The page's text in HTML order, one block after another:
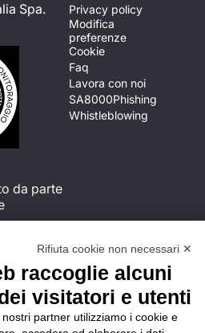
Spa.
da parte
un
di
Privacy policy
Modifica
preferenze
Cookie
Faq
Lavora con noi
SA8000Phishing
Whistleblowing
Rifiuta cookie non necessari ✕
raccoglie alcuni
visitatori e utenti
partner utilizziamo i cookie e